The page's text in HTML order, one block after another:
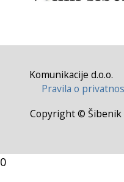
Komunikacije d.o.o.
Pravila o
Copyright © Šibenik
0